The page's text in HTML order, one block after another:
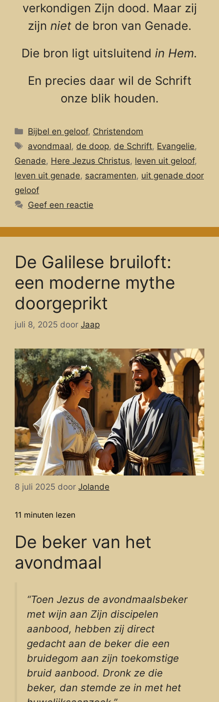
verkondigen Zijn dood. Maar zij
zijn nietde bron van Genade.
Die bron ligt uitsluitend in Hem.
En precies daar wil de Schrift
onze blik houden.
Categorieën
Bijbel en geloof, Christendom
Tags
avondmaal, de doop, de Schrift, Evangelie,
Genade, Here Jezus Christus, leven uit geloof,
leven uit genade, sacramenten, uit genade door
geloof
Geef een reactie
De Galilese bruiloft:
een moderne mythe
doorgeprikt
juli 8, 2025 door Jaap
8 juli 2025 door Jolande
11 minuten lezen
De beker van het
avondmaal
“Toen Jezus de avondmaalsbeker
met wijn aan Zijn discipelen
aanbood, hebben zij direct
gedacht aan de beker die een
bruidegom aan zijn toekomstige
bruid aanbood. Dronk ze die
beker, dan stemde ze in met het